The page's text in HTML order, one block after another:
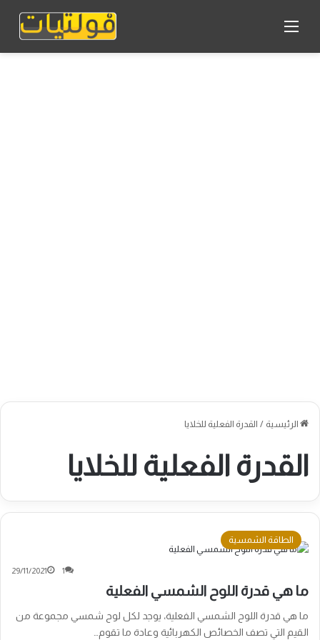
الرئيسية / القدرة الفعلية للخلايا
القدرة الفعلية للخلايا
الطاقة الشمسية
29/11/2021 1
ما هي قدرة اللوح الشمسي الفعلية
ما هي قدرة اللوح الشمسي الفعلية، يوجد لكل لوح شمسي مجموعة من
القيم التي تصف الخصائص الكهربائية وعادة ما تقوم…